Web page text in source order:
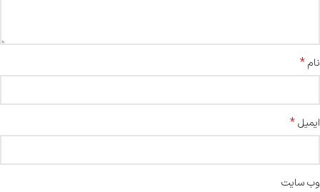
نام*
ایمیل*
وب‌ سایت